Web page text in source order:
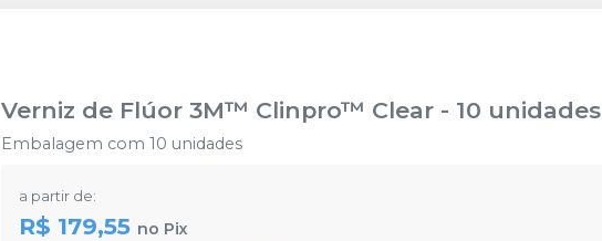
Verniz de Flúor 3M™ Clinpro™ Clear - 10 unidades
Embalagem com 10 unidades
a partir de:
R$ 179,55 no Pix